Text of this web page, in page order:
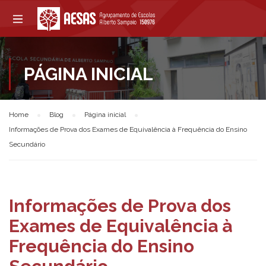
PÁGINA INICIAL
Home Blog
Página inicial
Informações de Prova dos Exames de Equivalência à Frequência do Ensino
Secundário
Informações de Prova dos
Exames de Equivalência à
Frequência do Ensino